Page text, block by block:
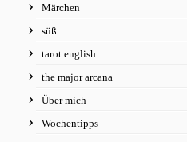
Märchen
süß
tarot english
the major arcana
Über mich
Wochentipps